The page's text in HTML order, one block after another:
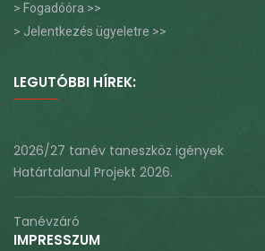
> Fogadóóra >>
> Jelentkezés ügyeletre >>
LEGUTÓBBI HÍREK:
2026/27 tanév taneszköz igények
Határtalanul Projekt 2026.
Tanévzáró
IMPRESSZUM